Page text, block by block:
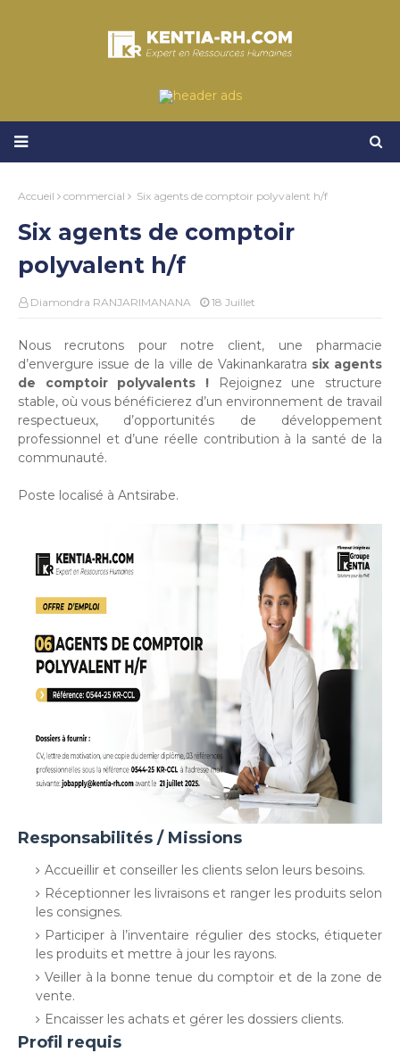
Accueil commercial Six agents de comptoir polyvalent h/f
Six agents de comptoir
polyvalent h/f
Diamondra RANJARIMANANA 18 Juillet
Nous recrutons pour notre client, une pharmacie
d’envergure issue de la ville de Vakinankaratra six agents
de comptoir polyvalents ! Rejoignez une structure
stable, où vous bénéficierez d’un environnement de travail
respectueux, d’opportunités de développement
professionnel et d’une réelle contribution à la santé de la
communauté.
Poste localisé à Antsirabe.
Responsabilités / Missions
Accueillir et conseiller les clients selon leurs besoins.
Réceptionner les livraisons et ranger les produits selon
les consignes.
Participer à l’inventaire régulier des stocks, étiqueter
les produits et mettre à jour les rayons.
Veiller à la bonne tenue du comptoir et de la zone de
vente.
Encaisser les achats et gérer les dossiers clients.
Profil requis